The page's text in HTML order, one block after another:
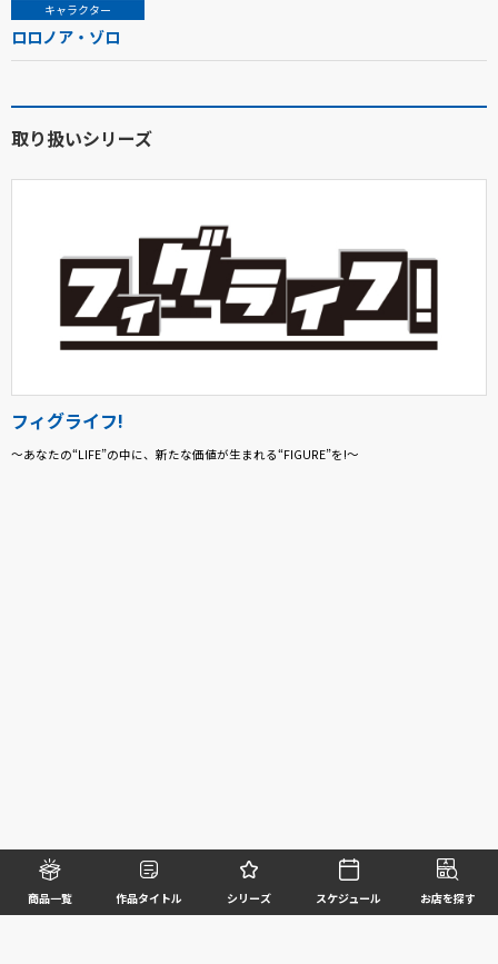
商品一覧 作品タイトル シリーズ スケジュール お店を探す
キャラクター
ロロノア・ゾロ
取り扱いシリーズ
フィグライフ!
～あなたの“LIFE”の中に、新たな価値が生まれる“FIGURE”を!～